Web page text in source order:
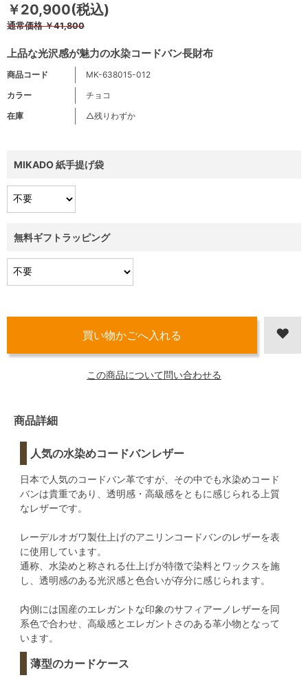
上品な光沢感が魅力の水染コードバン長財布
￥20,900(税込)
通常価格￥41,800
商品コード
MK-638015-012
カラー
チョコ
在庫
△残りわずか
MIKADO 紙手提げ袋
無料ギフトラッピング
この商品について問い合わせる
商品詳細
人気の水染めコードバンレザー
日本で人気のコードバン革ですが、その中でも水染めコード
バンは貴重であり、透明感・高級感をともに感じられる上質
なレザーです。
レーデルオガワ製仕上げのアニリンコードバンのレザーを表
に使用しています。
通称、水染めと称される仕上げが特徴で染料とワックスを施
し、透明感のある光沢感と色合いが存分に感じられます。
内側には国産のエレガントな印象のサフィアーノレザーを同
系色で合わせ、高級感とエレガントさのある革小物となって
います。
薄型のカードケース